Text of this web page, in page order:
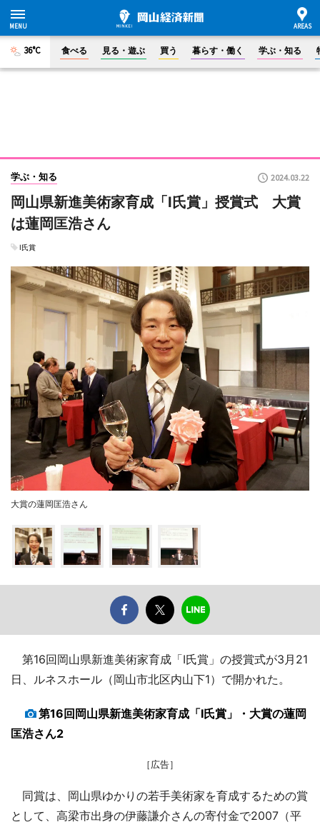
36°C 食べる 見る・遊ぶ 買う 暮らす・働く 学ぶ・知る
学ぶ・知る 2024.03.22
岡山県新進美術家育成「I氏賞」授賞式 大賞
は蓮岡匡浩さん
I氏賞
大賞の蓮岡匡浩さん
第16回岡山県新進美術家育成「I氏賞」の授賞式が3月21
日、ルネスホール（岡山市北区内山下1）で開かれた。
第16回岡山県新進美術家育成「I氏賞」・大賞の蓮岡
匡浩さん2
［広告］
同賞は、岡山県ゆかりの若手美術家を育成するための賞
として、高梁市出身の伊藤謙介さんの寄付金で2007（平